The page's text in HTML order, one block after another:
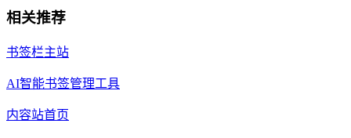
相关推荐
书签栏主站
AI智能书签管理工具
内容站首页